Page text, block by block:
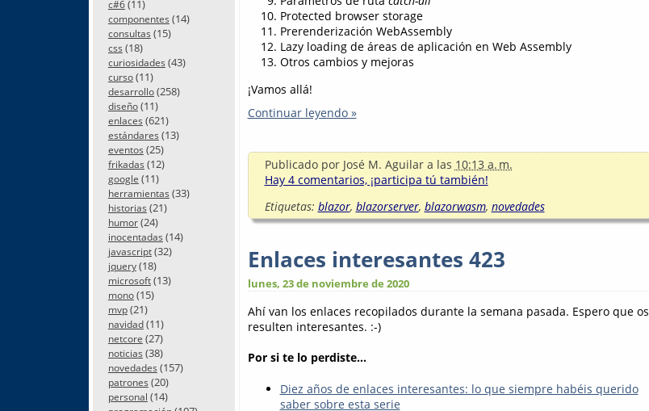
c#6(11)
componentes (14)
consultas (15)
css (18)
curiosidades (43)
curso(11)
desarrollo(258)
diseño(11)
enlaces (621)
estándares (13)
eventos (25)
frikadas (12)
google (11)
herramientas (33)
historias (21)
humor(24)
inocentadas (14)
javascript(32)
jquery(18)
microsoft(13)
mono(15)
mvp(21)
navidad(11)
netcore (27)
noticias (38)
novedades (157)
patrones (20)
personal (14)
Protected browser storage
Prerenderización WebAssembly
Lazy loading de áreas de aplicación en Web Assembly
Otros cambios y mejoras
¡Vamos allá!
Continuar leyendo »
Publicado por José M. Aguilar a las 10:13 a. m.
Hay 4 comentarios, ¡participa tú también!
Etiquetas: blazor, blazorserver, blazorwasm, novedades
Enlaces interesantes 423
lunes, 23 de noviembre de 2020
Ahí van los enlaces recopilados durante la semana pasada. Espero que os
resulten interesantes. :-)
Por si te lo perdiste...
Diez años de enlaces interesantes: lo que siempre habéis querido
saber sobre esta serie